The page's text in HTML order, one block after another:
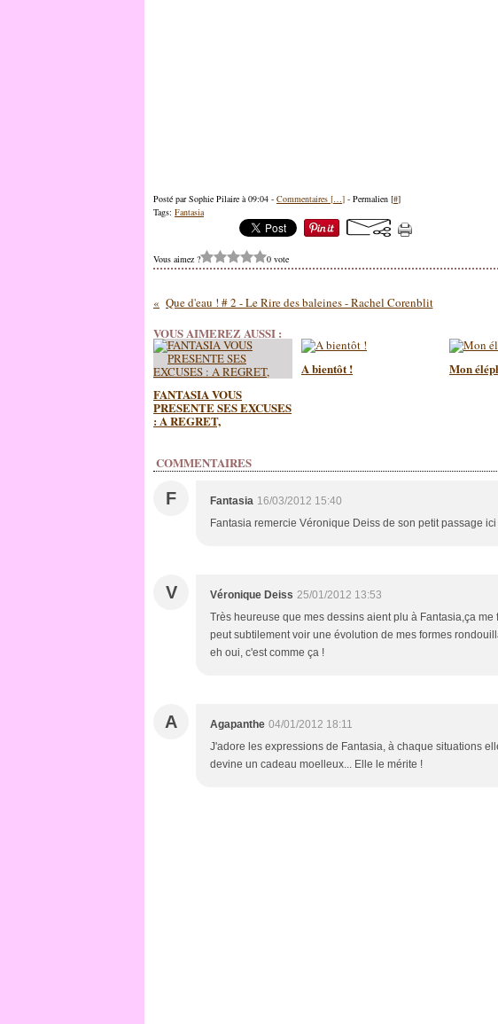
Posté par Sophie Pilaire à 09:04 - Commentaires […] - Permalien [#]
Tags: Fantasia
Vous aimez ? 0 vote
Que d'eau ! # 2 - Le Rire des baleines - Rachel Corenblit
VOUS AIMEREZ AUSSI :
FANTASIA VOUS
PRESENTE SES EXCUSES
: A REGRET,
A bientôt ! Mon
COMMENTAIRES
F Fantasia 16/03/2012 15:40
Fantasia remercie Véronique Deiss de son petit passage
V Véronique Deiss 25/01/2012 13:53
Très heureuse que mes dessins aient plu à Fantasia,ça
peut subtilement voir une évolution de mes formes
eh oui, c'est comme ça !
A Agapanthe 04/01/2012 18:11
J'adore les expressions de Fantasia, à chaque situations
devine un cadeau moelleux... Elle le mérite !